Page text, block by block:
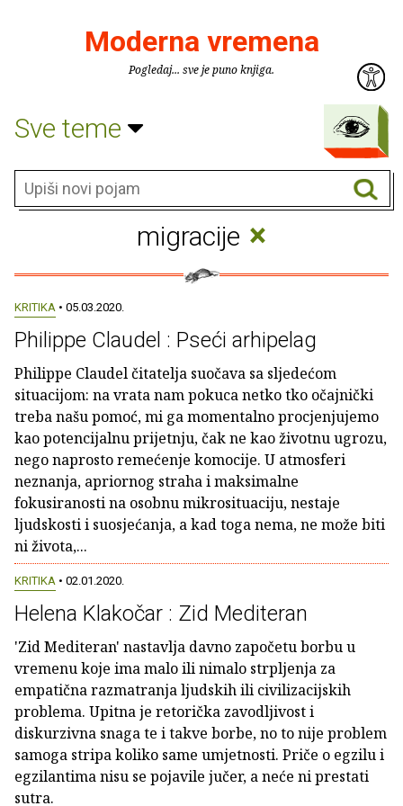
Moderna vremena
Pogledaj... sve je puno knjiga.
Sve teme
migracije ×
KRITIKA • 05.03.2020.
Philippe Claudel : Pseći arhipelag
Philippe Claudel čitatelja suočava sa sljedećom
situacijom: na vrata nam pokuca netko tko očajnički
treba našu pomoć, mi ga momentalno procjenjujemo
kao potencijalnu prijetnju, čak ne kao životnu ugrozu,
nego naprosto remećenje komocije. U atmosferi
neznanja, apriornog straha i maksimalne
fokusiranosti na osobnu mikrosituaciju, nestaje
ljudskosti i suosjećanja, a kad toga nema, ne može biti
ni života,...
KRITIKA • 02.01.2020.
Helena Klakočar : Zid Mediteran
'Zid Mediteran' nastavlja davno započetu borbu u
vremenu koje ima malo ili nimalo strpljenja za
empatična razmatranja ljudskih ili civilizacijskih
problema. Upitna je retorička zavodljivost i
diskurzivna snaga te i takve borbe, no to nije problem
samoga stripa koliko same umjetnosti. Priče o egzilu i
egzilantima nisu se pojavile jučer, a neće ni prestati
sutra.